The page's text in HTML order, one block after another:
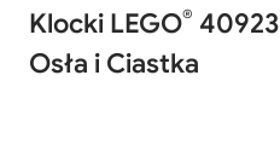
Klocki LEGO®
Osła i Ciastka